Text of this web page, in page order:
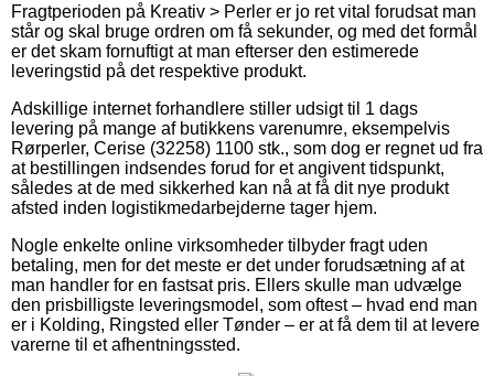
Fragtperioden på Kreativ > Perler er jo ret vital forudsat man
står og skal bruge ordren om få sekunder, og med det formål
er det skam fornuftigt at man efterser den estimerede
leveringstid på det respektive produkt.
Adskillige internet forhandlere stiller udsigt til 1 dags
levering på mange af butikkens varenumre, eksempelvis
Rørperler, Cerise (32258) 1100 stk., som dog er regnet ud fra
at bestillingen indsendes forud for et angivent tidspunkt,
således at de med sikkerhed kan nå at få dit nye produkt
afsted inden logistikmedarbejderne tager hjem.
Nogle enkelte online virksomheder tilbyder fragt uden
betaling, men for det meste er det under forudsætning af at
man handler for en fastsat pris. Ellers skulle man udvælge
den prisbilligste leveringsmodel, som oftest – hvad end man
er i Kolding, Ringsted eller Tønder – er at få dem til at levere
varerne til et afhentningssted.